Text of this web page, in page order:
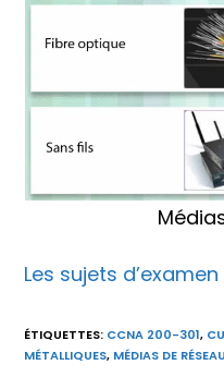
Les sujets
ÉTIQUETTES: CCNA 200-301,
MÉTALLIQUES, MÉDIAS DE